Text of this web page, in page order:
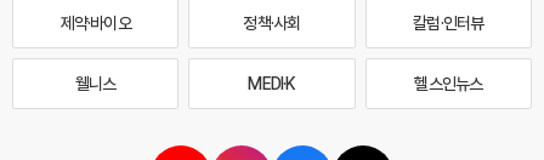
제약·바이오 정책·사회 칼럼·인터뷰
웰니스 MEDI·K 헬스인뉴스